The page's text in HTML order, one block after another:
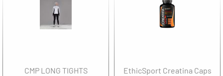
CMP LONG TIGHTS EthicSport Creatina Caps